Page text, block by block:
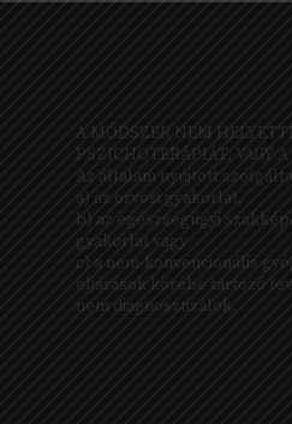
A MÓDSZER NEM
PSZICHOTERÁPIÁT, VAGY
Az általam nyújtott
a) az orvosi gyakorlat,
b) az egészségügyi
gyakorlat vagy
c) a nem-konvencionális
eljárások körébe tartozó
nem diagnosztizálok.